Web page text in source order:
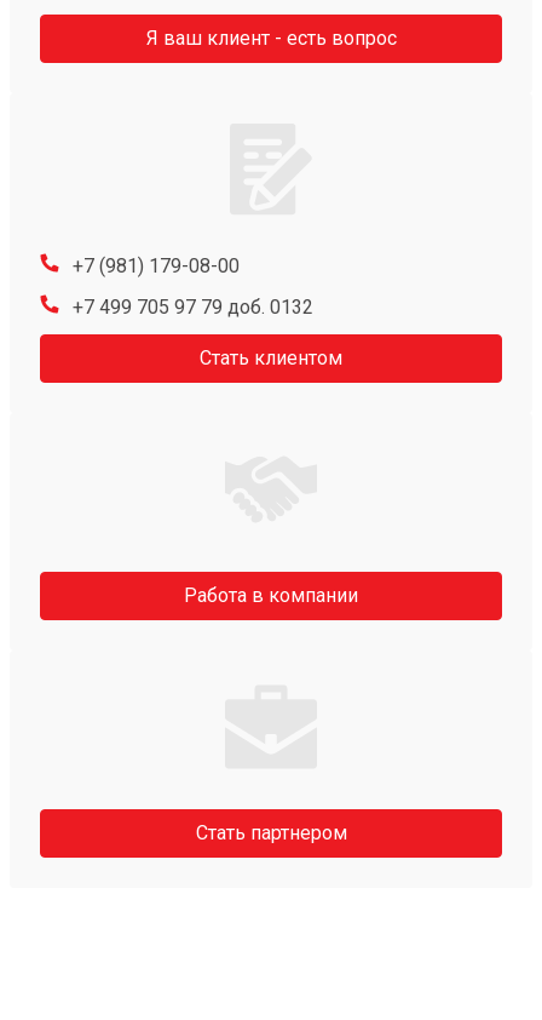
Я ваш клиент - есть вопрос
+7 (981) 179-08-00
+7 499 705 97 79 доб. 0132
Стать клиентом
Работа в компании
Стать партнером